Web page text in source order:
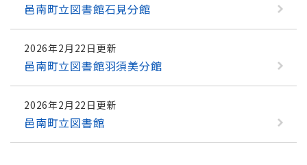
邑南町立図書館石見分館
2026年2月22日更新
邑南町立図書館羽須美分館
2026年2月22日更新
邑南町立図書館